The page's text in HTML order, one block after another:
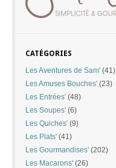
CATÉGORIES
Les Aventures de Sam' (41)
Les Amuses Bouches' (23)
Les Entrées' (48)
Les Soupes' (6)
Les Quiches' (9)
Les Plats' (41)
Les Gourmandises' (202)
Les Macarons' (26)